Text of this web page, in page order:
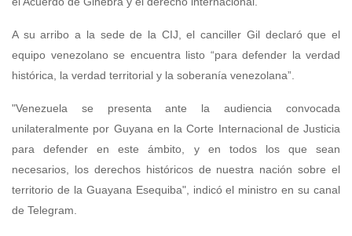
A su arribo a la sede de la CIJ, el canciller Gil declaró que el
equipo venezolano se encuentra listo “para defender la verdad
histórica, la verdad territorial y la soberanía venezolana”.
"Venezuela se presenta ante la audiencia convocada
unilateralmente por Guyana en la Corte Internacional de Justicia
para defender en este ámbito, y en todos los que sean
necesarios, los derechos históricos de nuestra nación sobre el
territorio de la Guayana Esequiba", indicó el ministro en su canal
de Telegram.